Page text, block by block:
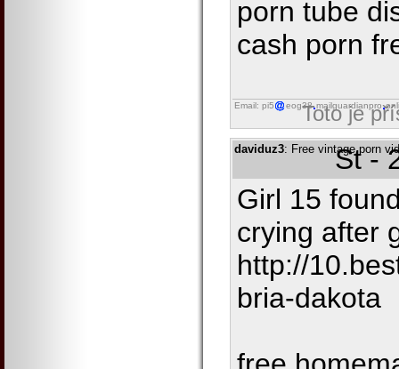
porn tube
cash porn
Email: pi5 eog38 mailguardianpro
Toto je
daviduz3: Free vintage porn
St -
Girl 15
crying after
http://
bria-dakota